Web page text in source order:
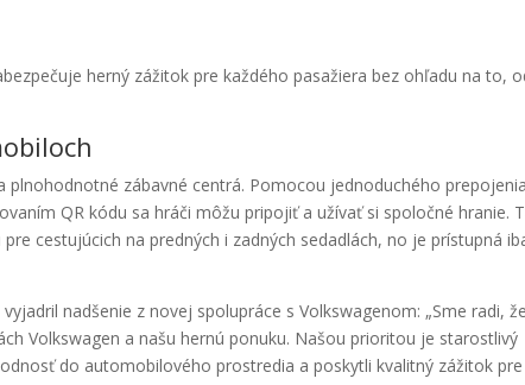
herný zážitok pre každého pasažiera bez ohľadu na to,
plnohodnotné zábavné centrá. Pomocou jednoduchého prepojenia
QR kódu sa hráči môžu pripojiť a užívať si spoločné hranie.
cestujúcich na predných i zadných sedadlách, no je prístupná
nadšenie z novej spolupráce s Volkswagenom: „Sme radi, že
Volkswagen a našu hernú ponuku. Našou prioritou je starostlivý
do automobilového prostredia a poskytli kvalitný zážitok pre